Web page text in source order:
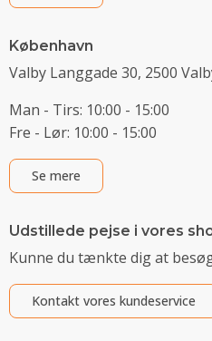
København
Valby Langgade 30, 2500
Man - Tirs: 10:00 - 15:00
Fre - Lør: 10:00 - 15:00
Se mere
Udstillede pejse i vores
Kunne du tænkte dig at
Kontakt vores kundeservice